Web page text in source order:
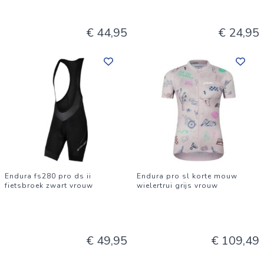
€ 44,95 € 24,95
Endura fs280 pro ds ii
fietsbroek zwart vrouw
€ 49,95
Endura pro sl korte mouw
wielertrui grijs vrouw
€ 109,49